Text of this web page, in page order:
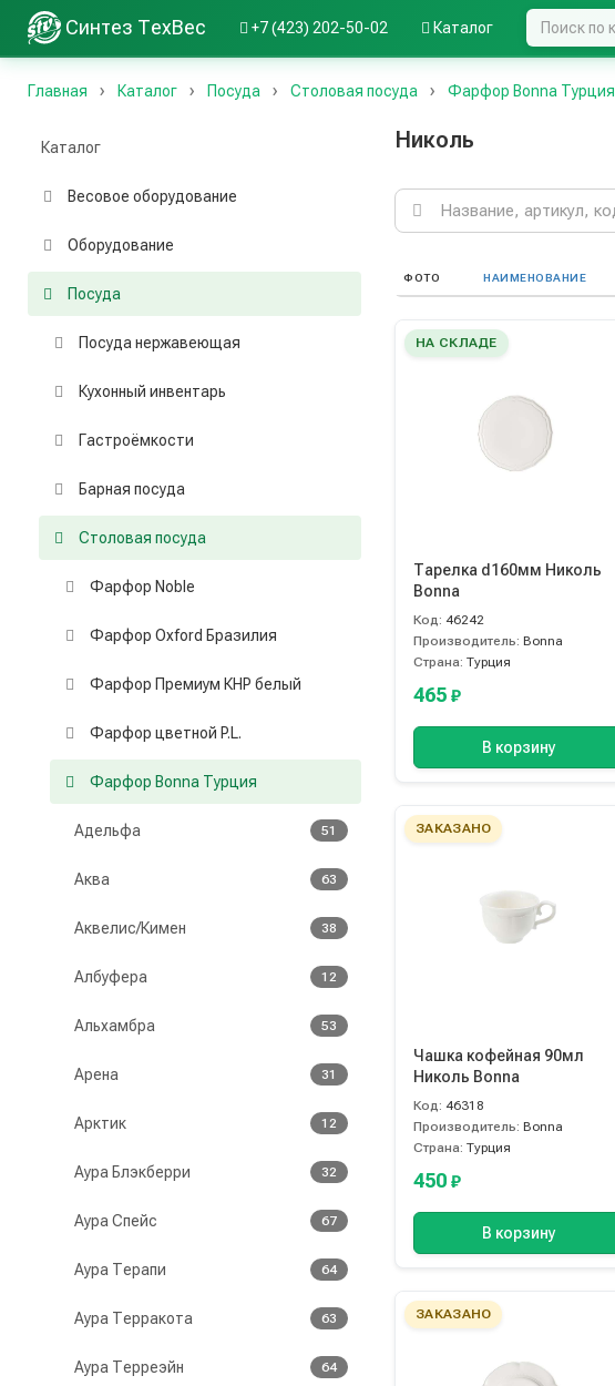
Синтез ТехВес +7 (423) 202-50-02 Каталог
Главная Каталог Посуда Столовая посуда Фарфор Bonna Турция
Каталог
Весовое оборудование
Оборудование
Посуда
Посуда нержавеющая
Кухонный инвентарь
Гастроёмкости
Барная посуда
Столовая посуда
Фарфор Noble
Фарфор Oxford Бразилия
Фарфор Премиум КНР белый
Фарфор цветной P.L.
Фарфор Bonna Турция
Адельфа 51
Аква 63
Аквелис/Кимен 38
Албуфера 12
Альхамбра 53
Арена 31
Арктик 12
Аура Блэкберри 32
Аура Спейс 67
Аура Терапи 64
Аура Терракота 63
Аура Терреэйн 64
Николь
Поиск
ФОТО НАИМЕНОВАНИЕ
НА СКЛАДЕ
Тарелка d160мм Николь
Bonna
Код: 46242
Производитель: Bonna
Страна: Турция
465 ₽
В корзину
ЗАКАЗАНО
Чашка кофейная 90мл
Николь Bonna
Код: 46318
Производитель: Bonna
Страна: Турция
450 ₽
В корзину
ЗАКАЗАНО